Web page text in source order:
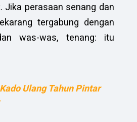
Jika perasaan senang dan
tergabung dengan
was-was, tenang: itu
Ulang Tahun Pintar